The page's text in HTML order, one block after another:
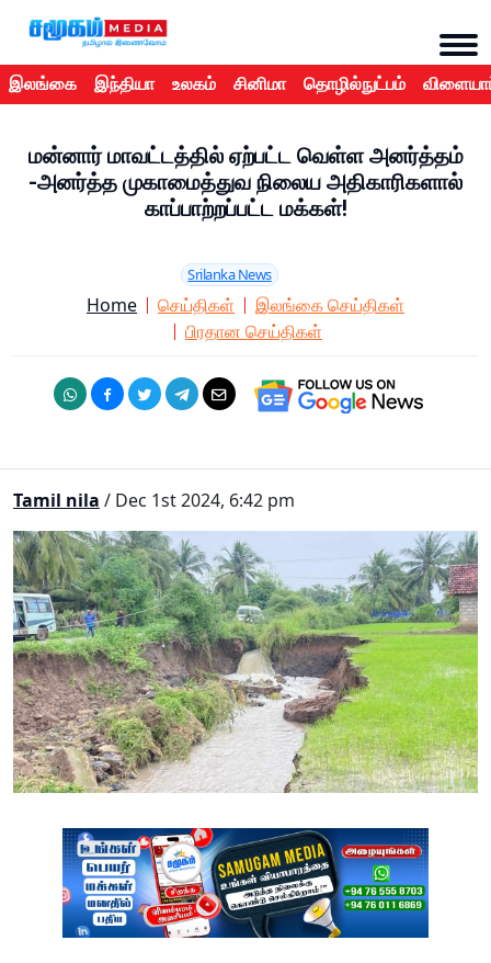
இலங்கை இந்தியா உலகம் சினிமா தொழில்நுட்பம்
மன்னார் மாவட்டத்தில் ஏற்பட்ட வெள்ள அனர்த்தம்
-அனர்த்த முகாமைத்துவ நிலைய அதிகாரிகளால்
காப்பாற்றப்பட்ட மக்கள்!
Srilanka News
Home செய்திகள்
இலங்கை செய்திகள்
பிரதான செய்திகள்
Tamil nila / Dec 1st 2024, 6:42 pm